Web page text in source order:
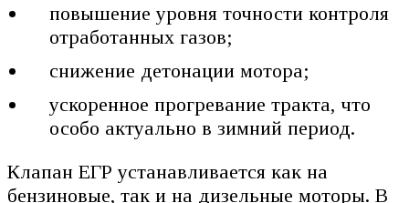
повышение уровня точности контроля
отработанных газов;
снижение детонации мотора;
ускоренное прогревание тракта, что
особо актуально в зимний период.
Клапан ЕГР устанавливается как на
бензиновые, так и на дизельные моторы. В